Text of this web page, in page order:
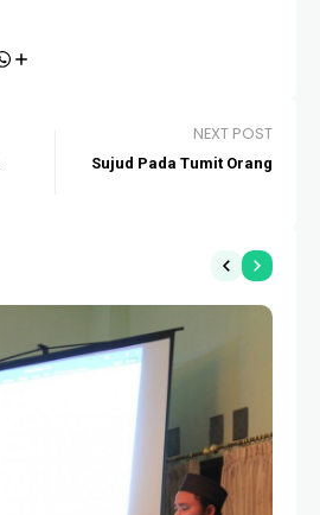
NEXT POST
Sujud Pada Tumit Orang